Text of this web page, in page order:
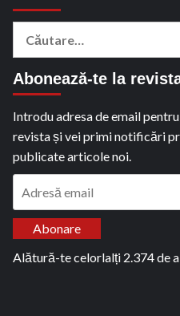
Caută
Abonează-te la
Introdu adresa de email
revista și vei primi notificări
publicate articole noi.
Abonare
Alătură-te celorlalți 2.374 de